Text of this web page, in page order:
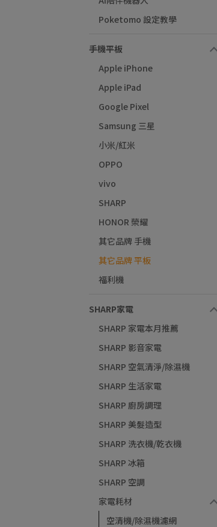
Poketomo 設定教學
手機平板
Apple iPhone
Apple iPad
Google Pixel
Samsung 三星
小米/紅米
OPPO
vivo
SHARP
HONOR 榮耀
其它品牌 手機
其它品牌 平板
福利機
SHARP家電
SHARP 家電本月推薦
SHARP 影音家電
SHARP 空氣清淨/除濕機
SHARP 生活家電
SHARP 廚房調理
SHARP 美髮造型
SHARP 洗衣機/乾衣機
SHARP 冰箱
SHARP 空調
家電耗材
空清機/除濕機濾網